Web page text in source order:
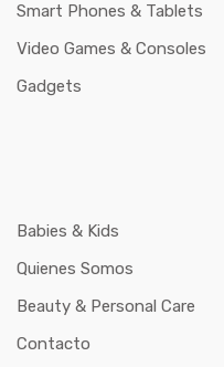
Smart Phones & Tablets
Video Games & Consoles
Gadgets
Babies & Kids
Quienes Somos
Beauty & Personal Care
Contacto